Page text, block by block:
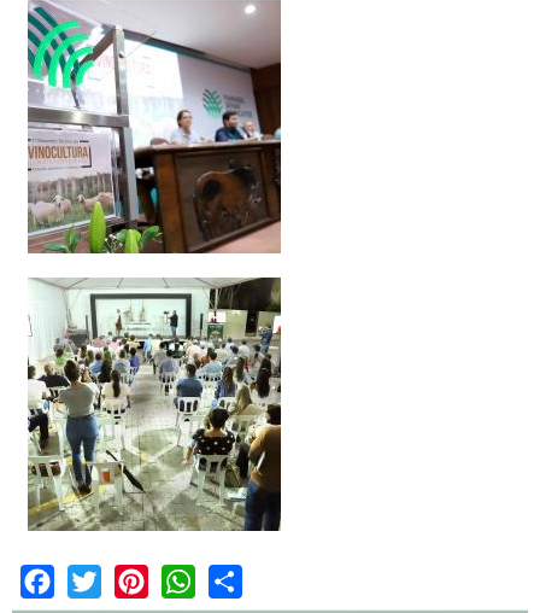
Facebook
Twitter PinterestWhatsApp